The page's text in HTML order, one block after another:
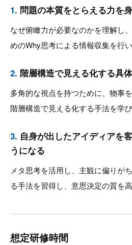
1. 問題の本質をとらえる力を
なぜ俯瞰力が必要なのかを理解し
めのWhy思考による情報収集を行い
2. 階層構造で見える化する具
多角的な視点を持つために、物事
階層構造で見える化する手法を学び
3. 自身が出したアイディアを
うになる
メタ思考を活用し、主観に偏りが
る手法を習得し、意思決定の質を高
想定研修時間